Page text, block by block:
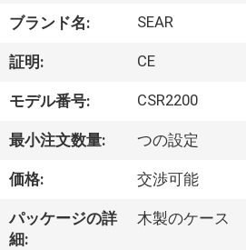
品
ビ
デ
企
ブランド名: SEAR
証明: CE
モデル番号: CSR2200
最小注文数量: つの設定
価格: 交渉可能
パッケージの詳
細:
木製のケース